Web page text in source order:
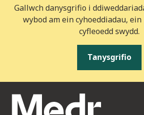
Gallwch danysgrifio i
wybod am ein cyhoeddiadau, ein
cyfleoedd swydd.
Tanysgrifio